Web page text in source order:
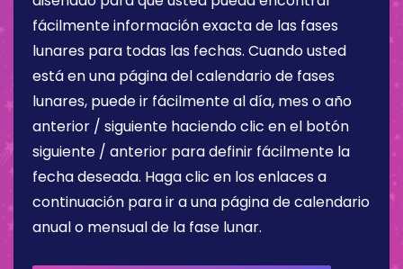
fácilmente información exacta de las fases
lunares para todas las fechas. Cuando usted
está en una página del calendario de fases
lunares, puede ir fácilmente al día, mes o año
anterior / siguiente haciendo clic en el botón
siguiente / anterior para definir fácilmente la
fecha deseada. Haga clic en los enlaces a
continuación para ir a una página de calendario
anual o mensual de la fase lunar.